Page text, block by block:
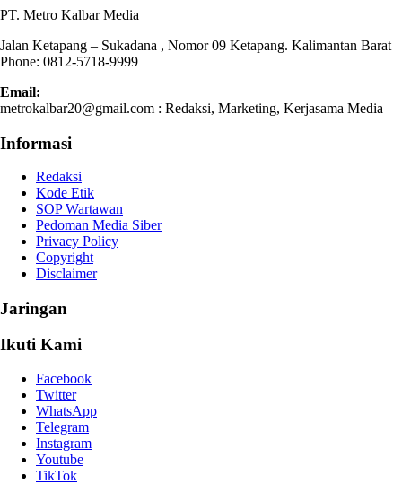
PT. Metro Kalbar Media
Jalan Ketapang – Sukadana , Nomor 09 Ketapang. Kalimantan Barat
Phone: 0812-5718-9999
Email:
metrokalbar20@gmail.com : Redaksi, Marketing, Kerjasama Media
Informasi
Redaksi
Kode Etik
SOP Wartawan
Pedoman Media Siber
Privacy Policy
Copyright
Disclaimer
Jaringan
Ikuti Kami
Facebook
Twitter
WhatsApp
Telegram
Instagram
Youtube
TikTok